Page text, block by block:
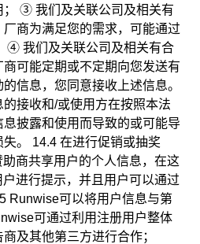
； ③ 我们及关联公司及相关有
商为满足您的需求，可能通过
④ 我们及关联公司及相关有合
可能定期或不定期向您发送有
信息，您同意接收上述信息。
接收和/或使用方在按照本法
披露和使用而导致的或可能导
。 14.4 在进行促销或抽奖
商共享用户的个人信息，在这
进行提示，并且用户可以通过
Runwise可以将用户信息与第
可通过利用注册用户整体
及其他第三方进行合作；